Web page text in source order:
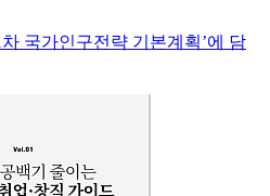
국가인구전략 기본계획’에 담